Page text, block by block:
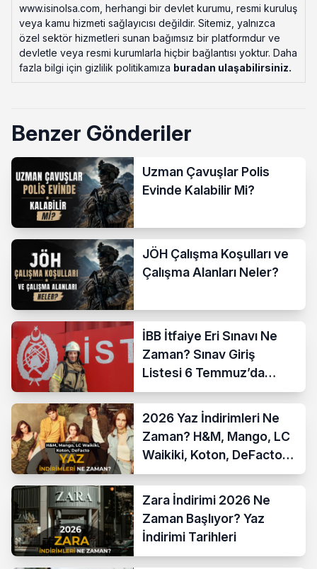
www.isinolsa.com, herhangi bir devlet kurumu, resmi kuruluş
veya kamu hizmeti sağlayıcısı değildir. Sitemiz, yalnızca
özel sektör hizmetleri sunan bağımsız bir platformdur ve
devletle veya resmi kurumlarla hiçbir bağlantısı yoktur. Daha
fazla bilgi için gizlilik politikamıza buradan ulaşabilirsiniz.
Benzer Gönderiler
Uzman Çavuşlar Polis
Evinde Kalabilir Mi?
JÖH Çalışma Koşulları ve
Çalışma Alanları Neler?
İBB İtfaiye Eri Sınavı Ne
Zaman? Sınav Giriş
Listesi 6 Temmuz’da
Açıklanıyor
2026 Yaz İndirimleri Ne
Zaman? H&M, Mango, LC
Waikiki, Koton, DeFacto
İndirim Tarihleri
Zara İndirimi 2026 Ne
Zaman Başlıyor? Yaz
İndirimi Tarihleri